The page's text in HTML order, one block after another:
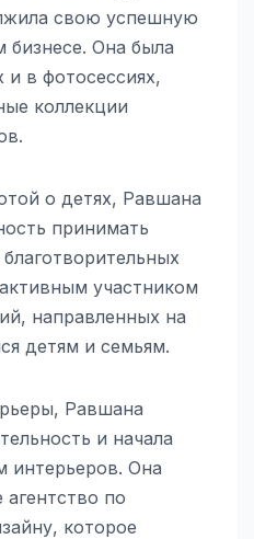
свою успешную
бизнесе. Она была
и в фотосессиях,
коллекции
о детях, Равшана
принимать
участником
направленных на
детям и семьям.
Равшана
и начала
интерьеров. Она
агентство по
которое